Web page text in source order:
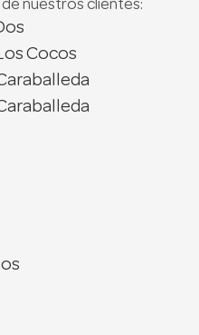
nuestros clientes:
Cocos